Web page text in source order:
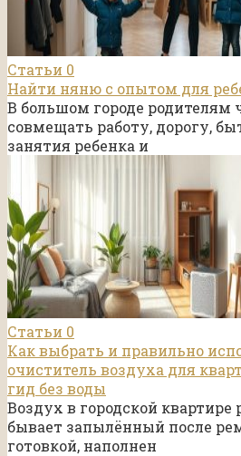
Статьи 0
Найти няню с опытом для
В большом городе родителям
совмещать работу, дорогу,
занятия ребенка и
Статьи 0
Как выбрать и правильно
очиститель воздуха для
гид без воды
Воздух в городской квартире
бывает запылённый после
готовкой, наполнен